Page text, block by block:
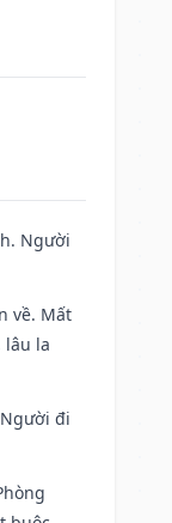
Người
về. Mất
lâu la
đi